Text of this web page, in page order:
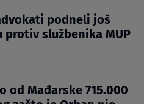
podneli još
službenika MUP
od Mađarske 715.000